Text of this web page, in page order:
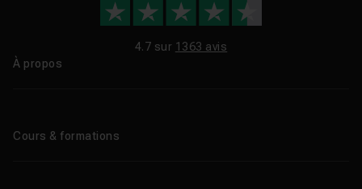
4.7 sur 1363 avis
À propos
Cours & formations